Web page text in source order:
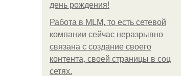
день рождения!
Работа в MLM, то есть сетевой
компании сейчас неразрывно
связана с создание своего
контента, своей страницы в соц
сетях.